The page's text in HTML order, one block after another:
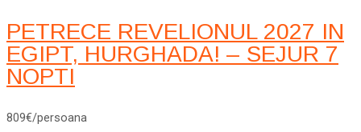
PETRECE REVELIONUL 2027 IN
EGIPT, HURGHADA! – SEJUR 7
NOPTI
809€/persoana